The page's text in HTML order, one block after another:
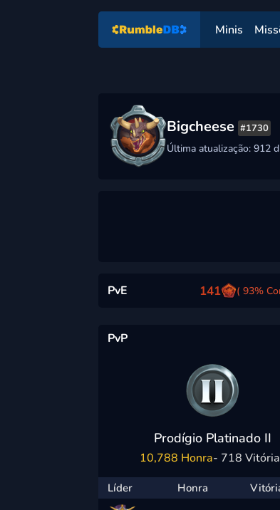
Minis
Bigcheese #1730
Última atualização: 912
PvE 141 ( 93%
PvP
Prodígio Platinado II
10,788 Honra- 718
Líder Honra